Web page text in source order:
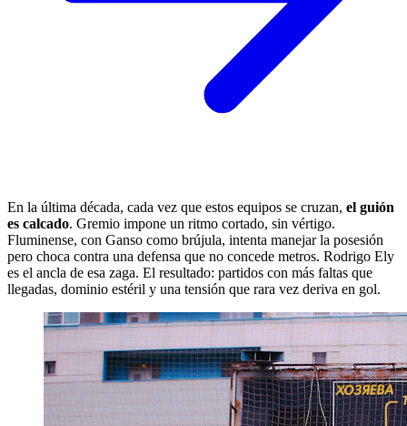
En la última década, cada vez que estos equipos se cruzan, el guión
es calcado. Gremio impone un ritmo cortado, sin vértigo.
Fluminense, con Ganso como brújula, intenta manejar la posesión
pero choca contra una defensa que no concede metros. Rodrigo Ely
es el ancla de esa zaga. El resultado: partidos con más faltas que
llegadas, dominio estéril y una tensión que rara vez deriva en gol.